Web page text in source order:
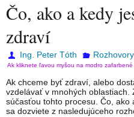
Čo, ako a kedy
zdraví
Ing. Peter Tóth
Ak kliknete ľavou myšou na modro
Ak chceme byť zdraví, alebo
vzdelávať v mnohých oblastiach.
súčasťou tohto procesu. Čo, ako
sa dozviete z nasledujúceho